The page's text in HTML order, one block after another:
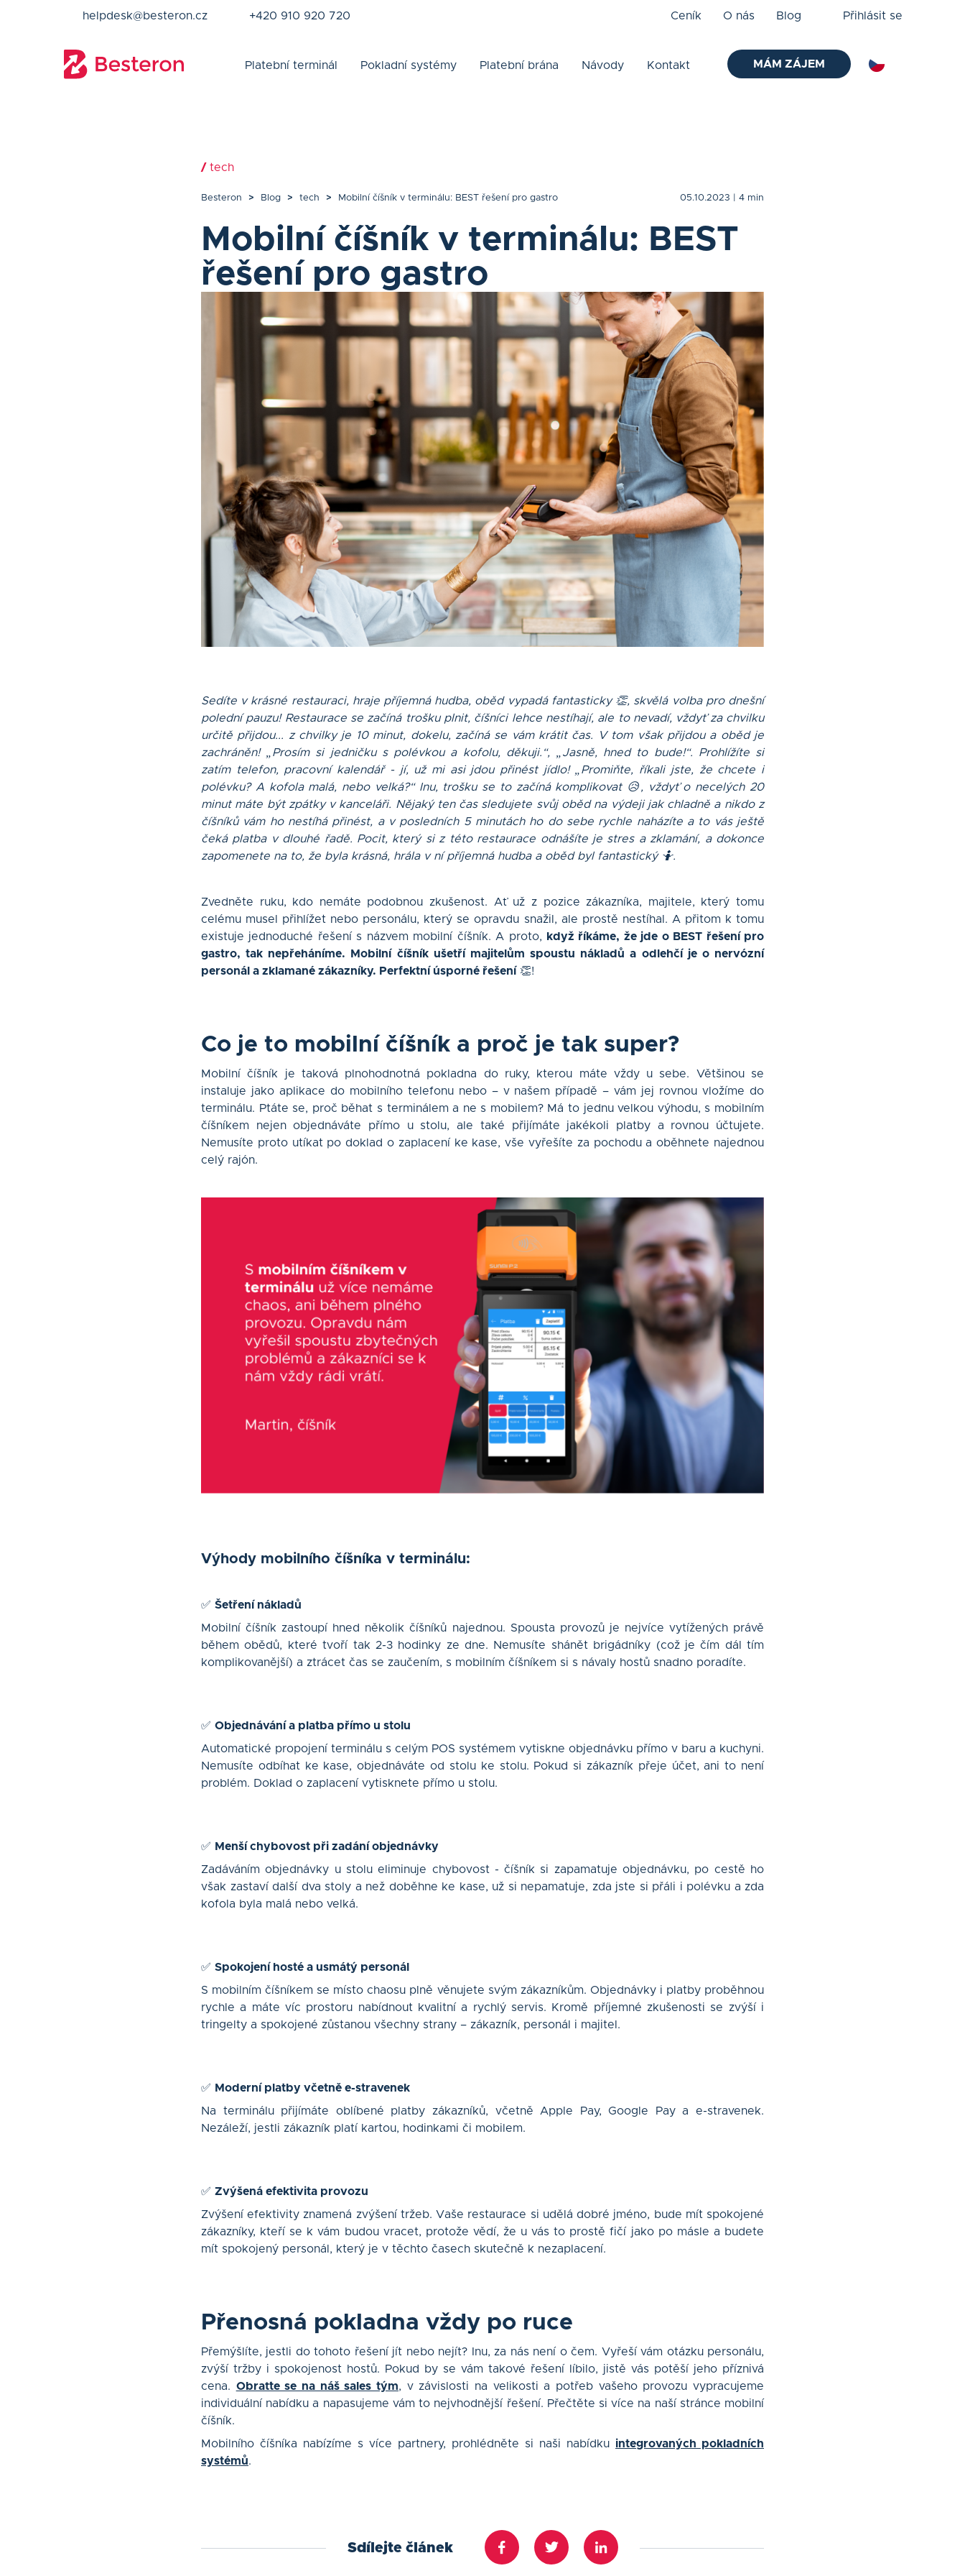
Přihlásit se
Blog
O nás
Ceník
helpdesk@besteron.cz +420 910 920 720
MÁM ZÁJEM
Kontakt
Návody
Platební brána
Pokladní systémy
Platební terminál
/ tech
Besteron > Blog > tech > Mobilní číšník v terminálu: BEST řešení pro gastro 05.10.2023 | 4 min
Mobilní číšník v terminálu: BEST
řešení pro gastro
Sedíte v krásné restauraci, hraje příjemná hudba, oběd vypadá fantasticky 👏, skvělá volba pro dnešní
polední pauzu! Restaurace se začíná trošku plnit, číšníci lehce nestíhají, ale to nevadí, vždyť za chvilku
určitě přijdou... z chvilky je 10 minut, dokelu, začíná se vám krátit čas. V tom však přijdou a oběd je
zachráněn! „Prosím si jedničku s polévkou a kofolu, děkuji.“, „Jasně, hned to bude!“. Prohlížíte si
zatím telefon, pracovní kalendář - jí, už mi asi jdou přinést jídlo! „Promiňte, říkali jste, že chcete i
polévku? A kofola malá, nebo velká?“ Inu, trošku se to začíná komplikovat 😥, vždyť o necelých 20
minut máte být zpátky v kanceláři. Nějaký ten čas sledujete svůj oběd na výdeji jak chladně a nikdo z
číšníků vám ho nestíhá přinést, a v posledních 5 minutách ho do sebe rychle naházíte a to vás ještě
čeká platba v dlouhé řadě. Pocit, který si z této restaurace odnášíte je stres a zklamání, a dokonce
zapomenete na to, že byla krásná, hrála v ní příjemná hudba a oběd byl fantastický 🤷.
Zvedněte ruku, kdo nemáte podobnou zkušenost. Ať už z pozice zákazníka, majitele, který tomu
celému musel přihlížet nebo personálu, který se opravdu snažil, ale prostě nestíhal. A přitom k tomu
existuje jednoduché řešení s názvem mobilní číšník. A proto,
když říkáme, že jde o BEST řešení pro
gastro, tak nepřeháníme. Mobilní číšník ušetří majitelům spoustu nákladů a odlehčí je o nervózní
personál a zklamané zákazníky. Perfektní úsporné řešení 👏!
Co je to mobilní číšník a proč je tak super?
Mobilní číšník je taková plnohodnotná pokladna do ruky, kterou máte vždy u sebe. Většinou se
instaluje jako aplikace do mobilního telefonu nebo – v našem případě – vám jej rovnou vložíme do
terminálu. Ptáte se, proč běhat s terminálem a ne s mobilem? Má to jednu velkou výhodu, s mobilním
číšníkem nejen objednáváte přímo u stolu, ale také přijímáte jakékoli platby a rovnou účtujete.
Nemusíte proto utíkat po doklad o zaplacení ke kase, vše vyřešíte za pochodu a oběhnete najednou
celý rajón.
Výhody mobilního číšníka v terminálu:
✅ Šetření nákladů
Mobilní číšník zastoupí hned několik číšníků najednou. Spousta provozů je nejvíce vytížených právě
během obědů, které tvoří tak 2-3 hodinky ze dne. Nemusíte shánět brigádníky (což je čím dál tím
komplikovanější) a ztrácet čas se zaučením, s mobilním číšníkem si s návaly hostů snadno poradíte.
✅ Objednávání a platba přímo u stolu
Automatické propojení terminálu s celým POS systémem vytiskne objednávku přímo v baru a kuchyni.
Nemusíte odbíhat ke kase, objednáváte od stolu ke stolu. Pokud si zákazník přeje účet, ani to není
problém. Doklad o zaplacení vytisknete přímo u stolu.
✅ Menší chybovost při zadání objednávky
Zadáváním objednávky u stolu eliminuje chybovost - číšník si zapamatuje objednávku, po cestě ho
však zastaví další dva stoly a než doběhne ke kase, už si nepamatuje, zda jste si přáli i polévku a zda
kofola byla malá nebo velká.
✅ Spokojení hosté a usmátý personál
S mobilním číšníkem se místo chaosu plně věnujete svým zákazníkům. Objednávky i platby proběhnou
rychle a máte víc prostoru nabídnout kvalitní a rychlý servis. Kromě příjemné zkušenosti se zvýší i
tringelty a spokojené zůstanou všechny strany – zákazník, personál i majitel.
✅ Moderní platby včetně e-stravenek
Na terminálu přijímáte oblíbené platby zákazníků, včetně Apple Pay, Google Pay a e-stravenek.
Nezáleží, jestli zákazník platí kartou, hodinkami či mobilem.
✅ Zvýšená efektivita provozu
Zvýšení efektivity znamená zvýšení tržeb. Vaše restaurace si udělá dobré jméno, bude mít spokojené
zákazníky, kteří se k vám budou vracet, protože vědí, že u vás to prostě fičí jako po másle a budete
mít spokojený personál, který je v těchto časech skutečně k nezaplacení.
Přenosná pokladna vždy po ruce
Přemýšlíte, jestli do tohoto řešení jít nebo nejít? Inu, za nás není o čem. Vyřeší vám otázku personálu,
zvýší tržby i spokojenost hostů. Pokud by se vám takové řešení líbilo, jistě vás potěší jeho příznivá
cena. Obraťte se na náš sales tým, v závislosti na velikosti a potřeb vašeho provozu vypracujeme
individuální nabídku a napasujeme vám to nejvhodnější řešení. Přečtěte si více na naší stránce mobilní
číšník.
Mobilního číšníka nabízíme s více partnery, prohlédněte si naši nabídku integrovaných pokladních
systémů.
Sdílejte článek